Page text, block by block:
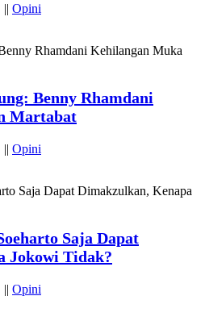
Opini
Benny Rhamdani
Martabat
Opini
Saja Dapat
Jokowi Tidak?
Opini